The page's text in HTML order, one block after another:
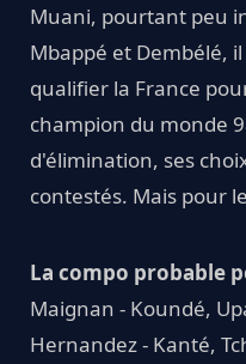
Muani, pourtant peu
Mbappé et Dembélé,
qualifier la France
champion du monde
d'élimination, ses
contestés. Mais pour
La compo probable
Maignan - Koundé,
Hernandez - Kanté,